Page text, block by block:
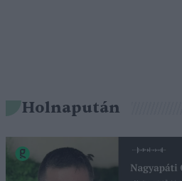
Holnapután